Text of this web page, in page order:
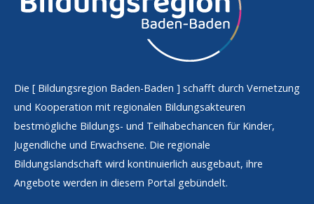
Die [ Bildungsregion Baden-Baden ] schafft durch Vernetzung
und Kooperation mit regionalen Bildungsakteuren
bestmögliche Bildungs- und Teilhabechancen für Kinder,
Jugendliche und Erwachsene. Die regionale
Bildungslandschaft wird kontinuierlich ausgebaut, ihre
Angebote werden in diesem Portal gebündelt.